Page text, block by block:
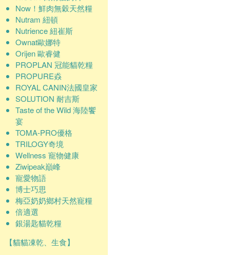
Now！鮮肉無穀天然糧
Nutram 紐頓
Nutrience 紐崔斯
Ownat歐娜特
Orijen 歐睿健
PROPLAN 冠能貓乾糧
PROPURE猋
ROYAL CANIN法國皇家
SOLUTION 耐吉斯
Taste of the Wild 海陸饗
宴
TOMA-PRO優格
TRILOGY奇境
Wellness 寵物健康
Ziwipeak巔峰
寵愛物語
博士巧思
梅亞奶奶鄉村天然寵糧
倍適選
銀湯匙貓乾糧
【貓貓凍乾、生食】